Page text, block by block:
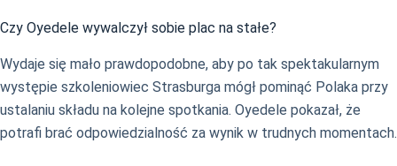
Czy Oyedele wywalczył sobie plac na stałe?
Wydaje się mało prawdopodobne, aby po tak spektakularnym
występie szkoleniowiec Strasburga mógł pominąć Polaka przy
ustalaniu składu na kolejne spotkania. Oyedele pokazał, że
potrafi brać odpowiedzialność za wynik w trudnych momentach.